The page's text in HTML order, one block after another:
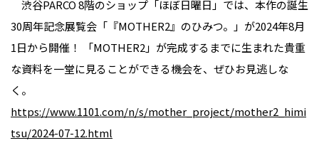
渋谷PARCO 8階のショップ「ほぼ日曜日」では、本作の誕生
30周年記念展覧会「『MOTHER2』のひみつ。」が2024年8月
1日から開催！ 「MOTHER2」が完成するまでに生まれた貴重
な資料を一堂に見ることができる機会を、ぜひお見逃しな
く。
https://www.1101.com/n/s/mother_project/mother2_himi
tsu/2024-07-12.html